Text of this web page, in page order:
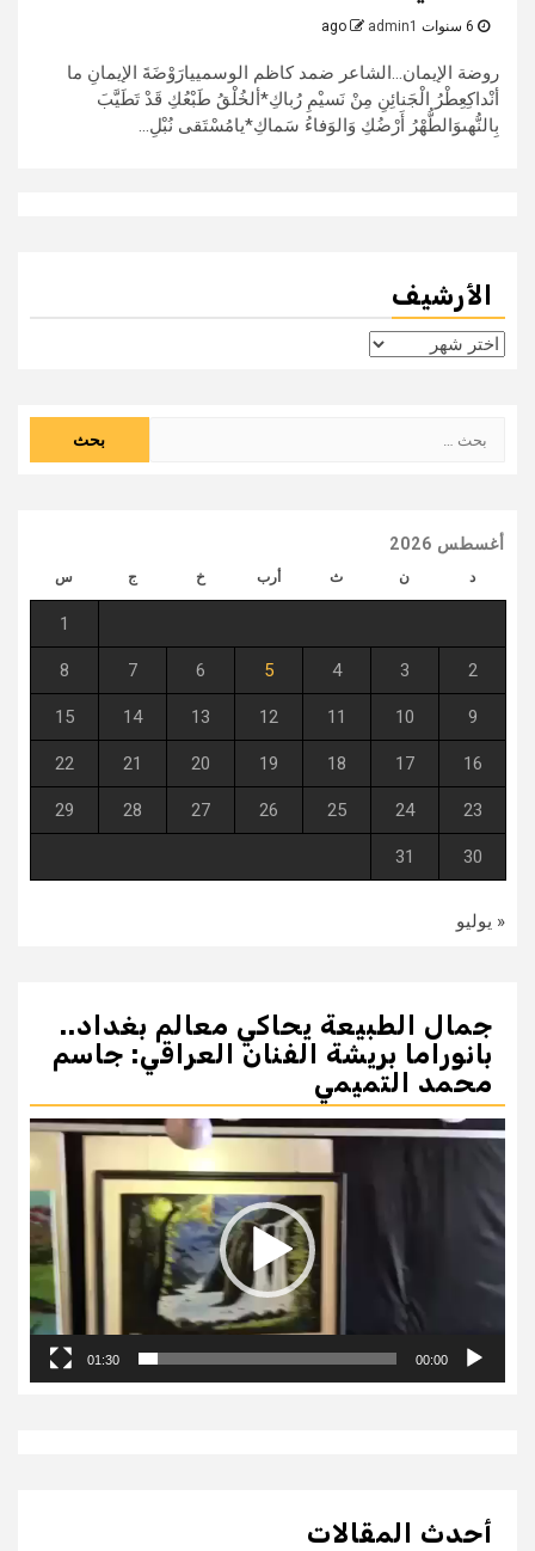
admin1
روضة الإيمان...الشاعر ضمد كاظم الوسمييارَوْضَةَ الإيمانِ ما
أنْداكِعِطْرُ الْجَنائِنِ مِنْ نَسيْمِ رُباكِ*ألخُلْقُ طَبْعُكِ قَدْ تَطَيَّبَ
بِالنُّهىوَالطُّهْرُ أَرْضُكِ وَالوَفاءُ سَماكِ*يامُسْتَقى نُبْلِ...
الأرشيف
الأرشيف
عن:
أغسطس 2026
د ن ث أرب خ ج س
1
2
3
4
5
6
7
8
9
10
11
12
13
14
15
16
17
18
19
20
21
22
23
24
25
26
27
28
29
30
31
« يوليو
جمال الطبيعة يحاكي معالم بغداد..
بانوراما بريشة الفنان العراقي: جاسم
محمد التميمي
مشغل
الفيديو
00:00
01:30
أحدث المقالات